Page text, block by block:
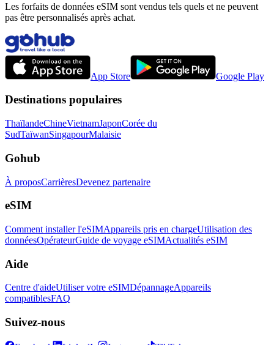
Les forfaits de données eSIM sont vendus tels quels et ne peuvent
pas être personnalisés après achat.
App Store Google Play
Destinations populaires
ThaïlandeChineVietnamJaponCorée du
SudTaïwanSingapourMalaisie
Gohub
À proposCarrièresDevenez partenaire
eSIM
Comment installer l'eSIMAppareils pris en chargeUtilisation des
donnéesOpérateurGuide de voyage eSIMActualités eSIM
Aide
Centre d'aideUtiliser votre eSIMDépannageAppareils
compatiblesFAQ
Suivez-nous